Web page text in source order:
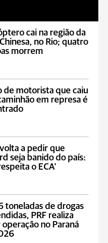
cai na região da
no Rio; quatro
morrem
de motorista que caiu
em represa é
a pedir que
seja banido do país:
o ECA'
toneladas de drogas
PRF realiza
operação no Paraná